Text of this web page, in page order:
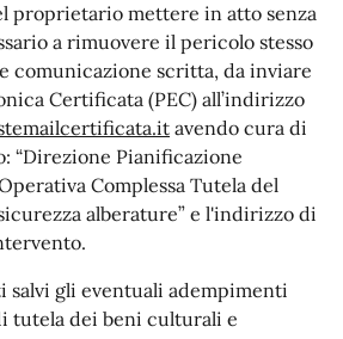
proprietario mettere in atto senza
a rimuovere il pericolo stesso
comunicazione scritta, da inviare
Certificata (PEC) all’indirizzo
avendo cura di
“Direzione Pianificazione
Complessa Tutela del
alberature” e l'indirizzo di
salvi gli eventuali adempimenti
tutela dei beni culturali e